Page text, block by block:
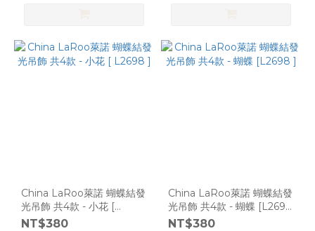
China LaRoo萊諾 蝴蝶結發
光吊飾 共4款 - 小花 [
L2698 ]
NT$380
China LaRoo萊諾 蝴蝶結發
光吊飾 共4款 - 蝴蝶 [L2698
]NT$380